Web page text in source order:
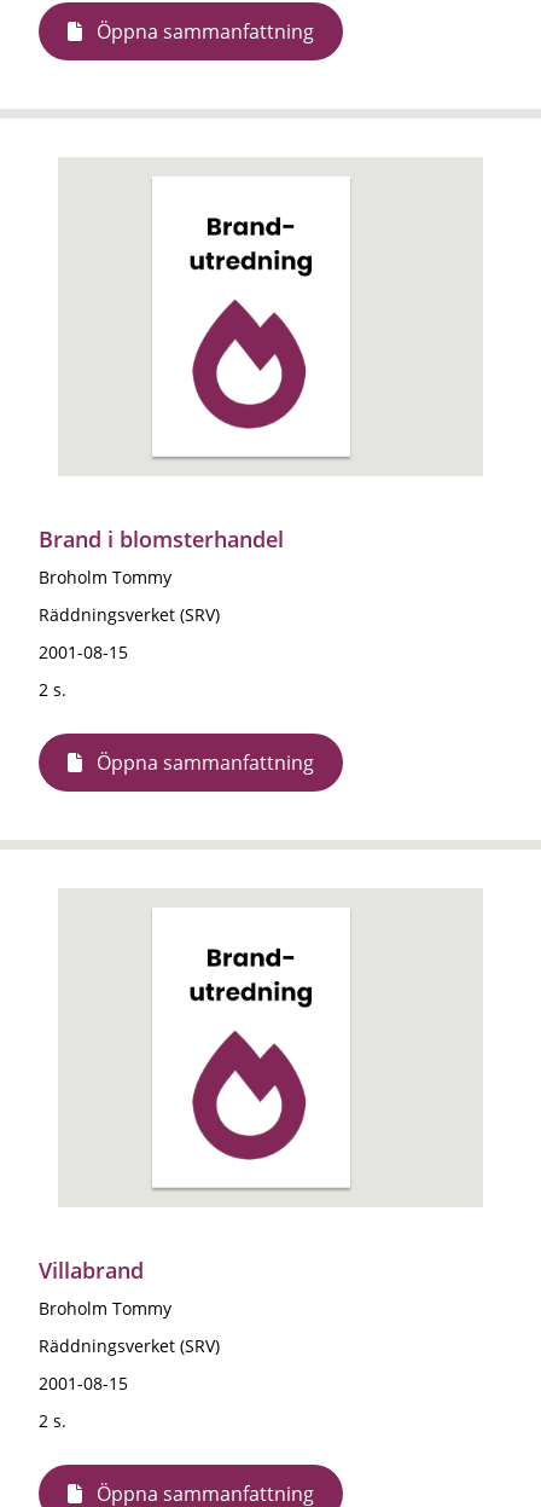
Öppna sammanfattning
Brand i blomsterhandel
Broholm Tommy
Räddningsverket (SRV)
2001-08-15
2 s.
Öppna sammanfattning
Villabrand
Broholm Tommy
Räddningsverket (SRV)
2001-08-15
2 s.
Öppna sammanfattning